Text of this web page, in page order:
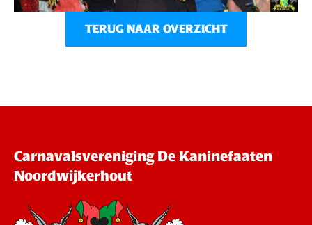
TERUG NAAR OVERZICHT
Carnavalsvereniging De Kaninefaaten
Noordwijkerhout